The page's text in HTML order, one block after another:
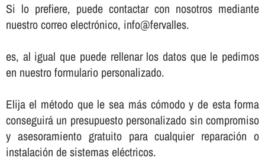
Si lo prefiere, puede contactar con nosotros mediante
nuestro correo electrónico, info@fervalles.
es, al igual que puede rellenar los datos que le pedimos
en nuestro formulario personalizado.
Elija el método que le sea más cómodo y de esta forma
conseguirá un presupuesto personalizado sin compromiso
y asesoramiento gratuito para cualquier reparación o
instalación de sistemas eléctricos.